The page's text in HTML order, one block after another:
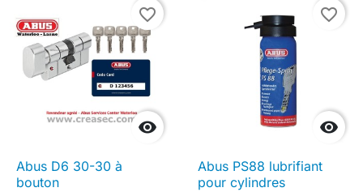

favorite_border
Abus D6 30-30 à
bouton

favorite_border
Abus PS88 lubrifiant
pour cylindres